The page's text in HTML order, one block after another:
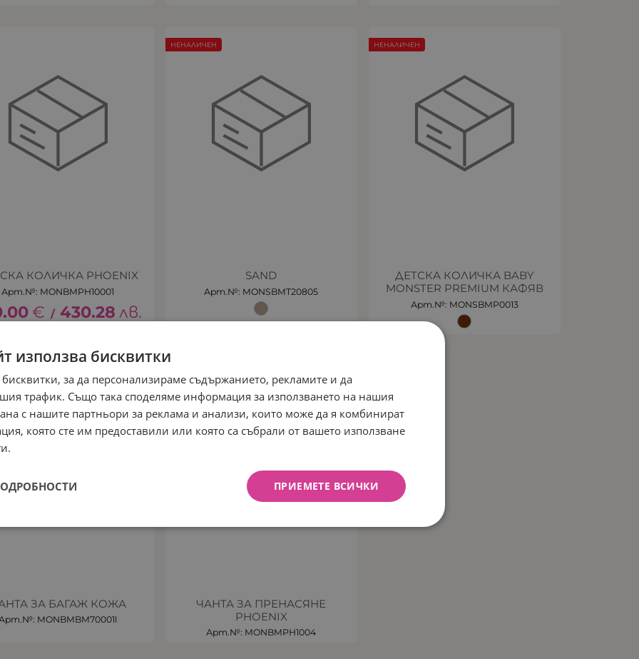
КОЛИЧКА PHOENIX
Арт.№: MONBMPH10001
€ / 430.28 лв.
SAND
Арт.№: MONSBMT20805
НЕНАЛИЧЕН
ДЕТСКА КОЛИЧКА BABY
MONSTER PREMIUM КАФЯВ
Арт.№: MONSBMP0013
НЕНАЛИЧЕН
ЗА БАГАЖ КОЖА
MONBMBM70001l
ЧАНТА ЗА ПРЕНАСЯНЕ
PHOENIX
Арт.№: MONBMPH1004
използва бисквитки
за да персонализираме съдържанието, рекламите и да
трафик. Също така споделяме информация за използването на нашия
с нашите партньори за реклама и анализи, които може да я комбинират
която сте им предоставили или която са събрали от вашето използване
ПРИЕМЕТЕ ВСИЧКИ